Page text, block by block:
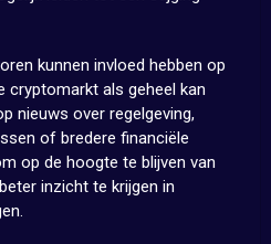
kunnen invloed hebben op
cryptomarkt als geheel kan
nieuws over regelgeving,
of bredere financiële
op de hoogte te blijven van
inzicht te krijgen in